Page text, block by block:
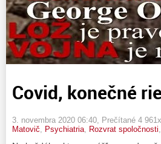
Zoznam blogov
Komerčné blogy
Covid, konečné
3. novembra 2020 06:40 , Prečítané 4
Matovič
Psychiatria Rozvrat spoločnosti